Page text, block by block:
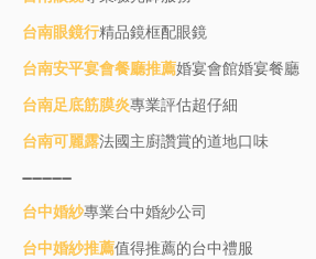
台南眼鏡行精品鏡框配眼鏡
台南安平宴會餐廳推薦婚宴會館婚宴餐廳
台南足底筋膜炎專業評估超仔細
台南可麗露法國主廚讚賞的道地口味
----------
台中婚紗專業台中婚紗公司
台中婚紗推薦值得推薦的台中禮服